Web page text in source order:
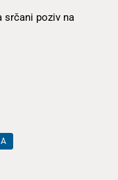
srčani poziv na